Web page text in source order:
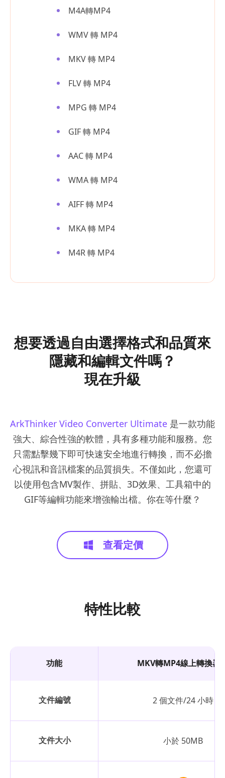
M4A轉MP4
WMV 轉 MP4
MKV 轉 MP4
FLV 轉 MP4
MPG 轉 MP4
GIF 轉 MP4
AAC 轉 MP4
WMA 轉 MP4
AIFF 轉 MP4
MKA 轉 MP4
M4R 轉 MP4
想要透過自由選擇格式和品質來
隱藏和編輯文件嗎？
現在升級
ArkThinker Video Converter Ultimate 是一款功能
強大、綜合性強的軟體，具有多種功能和服務。您
只需點擊幾下即可快速安全地進行轉換，而不必擔
心視訊和音訊檔案的品質損失。不僅如此，您還可
以使用包含MV製作、拼貼、3D效果、工具箱中的
GIF等編輯功能來增強輸出檔。你在等什麼？
查看定價
特性比較
功能 MKV轉MP4線上轉換器
文件編號 2 個文件/24 小時
文件大小 小於 50MB